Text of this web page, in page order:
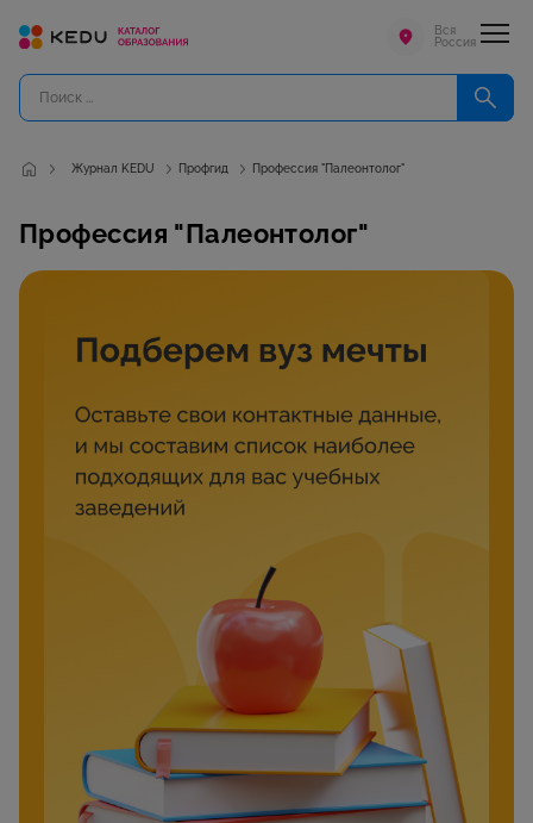
Вся
Россия
Журнал KEDU Профгид Профессия "Палеонтолог"
Профессия "Палеонтолог"